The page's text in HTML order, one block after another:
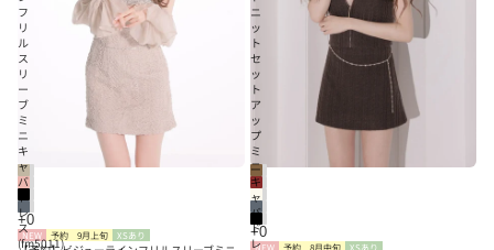
フ
リ
ル
ス
リ
ー
ブ
ミ
ニ
キ
ャ
バ
ド
レ
ス
(fm5011)
NEW 予約 9月上旬 XSあり
ニ
ッ
ト
セ
ッ
ト
ア
ッ
プ
ミ
ニ
キ
ャ
バ
ド
レNEW 予約 8月中旬 XSあり